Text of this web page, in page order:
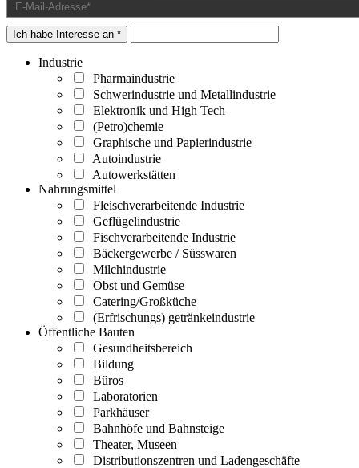
Ich habe Interesse an *
Industrie
Pharmaindustrie
Schwerindustrie und Metallindustrie
Elektronik und High Tech
(Petro)chemie
Graphische und Papierindustrie
Autoindustrie
Autowerkstätten
Nahrungsmittel
Fleischverarbeitende Industrie
Geflügelindustrie
Fischverarbeitende Industrie
Bäckergewerbe / Süsswaren
Milchindustrie
Obst und Gemüse
Catering/Großküche
(Erfrischungs) getränkeindustrie
Öffentliche Bauten
Gesundheitsbereich
Bildung
Büros
Laboratorien
Parkhäuser
Bahnhöfe und Bahnsteige
Theater, Museen
Distributionszentren und Ladengeschäfte